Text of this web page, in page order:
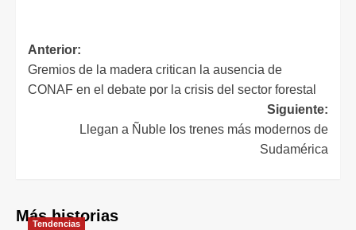
Anterior:
Gremios de la madera critican la ausencia de
CONAF en el debate por la crisis del sector forestal
Siguiente:
Llegan a Ñuble los trenes más modernos de
Sudamérica
Más historias
Tendencias